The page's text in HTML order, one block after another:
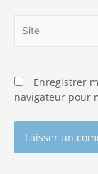
Enregistrer
navigateur pour